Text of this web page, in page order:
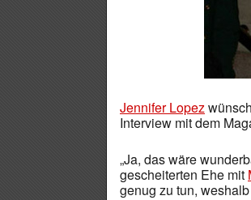
Jennifer Lopez
Interview mit dem
„Ja, das wäre
gescheiterten Ehe mit
genug zu tun,